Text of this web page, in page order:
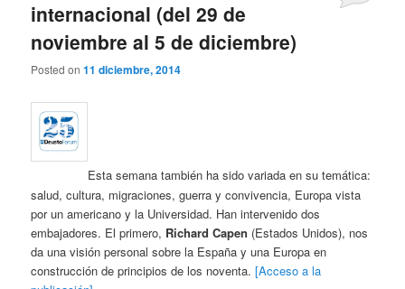
internacional (del 29 de
noviembre al 5 de diciembre)
Posted on11 diciembre, 2014
Esta semana también ha sido variada en su temática:
salud, cultura, migraciones, guerra y convivencia, Europa vista
por un americano y la Universidad. Han intervenido dos
embajadores. El primero, Richard Capen (Estados Unidos), nos
da una visión personal sobre la España y una Europa en
construcción de principios de los noventa.[Acceso a la